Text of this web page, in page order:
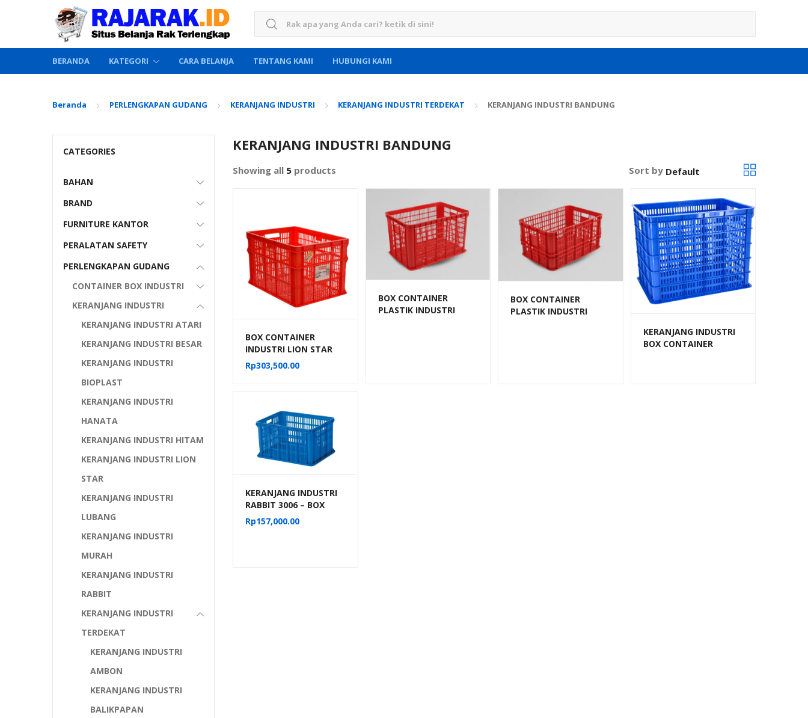
Search for:
BERANDA KATEGORI CARA BELANJA TENTANG KAMI HUBUNGI KAMI
Beranda PERLENGKAPAN GUDANG KERANJANG INDUSTRI KERANJANG INDUSTRI TERDEKAT KERANJANG INDUSTRI BANDUNG
KERANJANG INDUSTRI BANDUNG
Showing all 5 products Sort by
BOX CONTAINER
INDUSTRI LION STAR
TIPE IC-29 FORTE
CRATE 303
Rp303,500.00
BOX CONTAINER
PLASTIK INDUSTRI
BOX CONTAINER
PLASTIK INDUSTRI
KERANJANG INDUSTRI
BOX CONTAINER
KERANJANG INDUSTRI
RABBIT 3006 – BOX
PLASTIK CONTAINER
INDUSTRIAL
Rp157,000.00
CATEGORIES
BAHAN
BRAND
FURNITURE KANTOR
PERALATAN SAFETY
PERLENGKAPAN GUDANG
CONTAINER BOX INDUSTRI
KERANJANG INDUSTRI
KERANJANG INDUSTRI ATARI
KERANJANG INDUSTRI BESAR
KERANJANG INDUSTRI
BIOPLAST
KERANJANG INDUSTRI
HANATA
KERANJANG INDUSTRI HITAM
KERANJANG INDUSTRI LION
STAR
KERANJANG INDUSTRI
LUBANG
KERANJANG INDUSTRI
MURAH
KERANJANG INDUSTRI
RABBIT
KERANJANG INDUSTRI
TERDEKAT
KERANJANG INDUSTRI
AMBON
KERANJANG INDUSTRI
BALIKPAPAN